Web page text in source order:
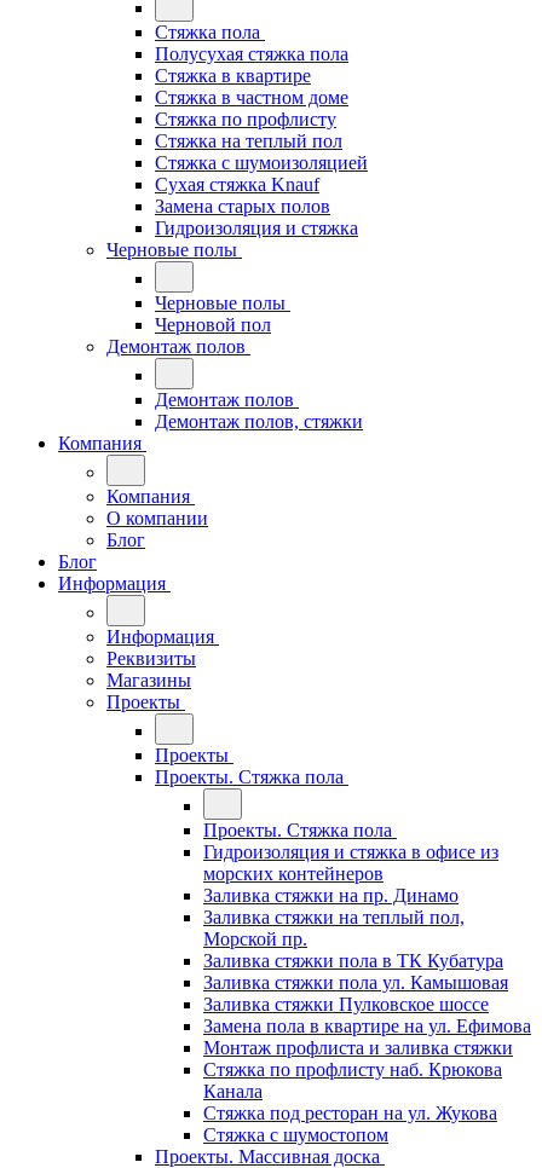
Стяжка пола
Полусухая стяжка пола
Стяжка в квартире
Стяжка в частном доме
Стяжка по профлисту
Стяжка на теплый пол
Стяжка с шумоизоляцией
Сухая стяжка Knauf
Замена старых полов
Гидроизоляция и стяжка
Черновые полы
Черновые полы
Черновой пол
Демонтаж полов
Демонтаж полов
Демонтаж полов, стяжки
Компания
Компания
О компании
Блог
Блог
Информация
Информация
Реквизиты
Магазины
Проекты
Проекты
Проекты. Стяжка пола
Проекты. Стяжка пола
Гидроизоляция и стяжка в офисе из
морских контейнеров
Заливка стяжки на пр. Динамо
Заливка стяжки на теплый пол,
Морской пр.
Заливка стяжки пола в ТК Кубатура
Заливка стяжки пола ул. Камышовая
Заливка стяжки Пулковское шоссе
Замена пола в квартире на ул. Ефимова
Монтаж профлиста и заливка стяжки
Стяжка по профлисту наб. Крюкова
Канала
Стяжка под ресторан на ул. Жукова
Стяжка с шумостопом
Проекты. Массивная доска